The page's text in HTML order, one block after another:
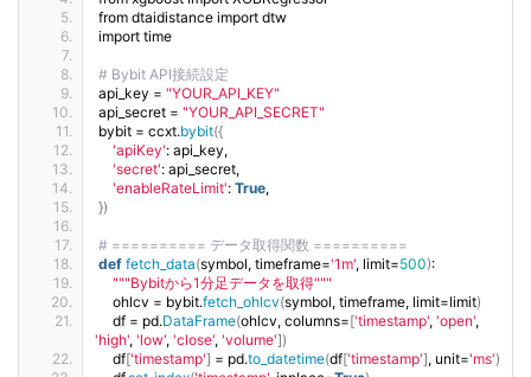
from dtaidistance import dtw
import time
# Bybit API接続設定
api_key = "YOUR_API_KEY"
api_secret = "YOUR_API_SECRET"
bybit = ccxt.bybit({
'apiKey': api_key,
'secret': api_secret,
'enableRateLimit': True,
})
# ========== データ取得関数 ==========
def fetch_data(symbol, timeframe='1m', limit=500):
"""Bybitから1分足データを取得"""
    ohlcv = bybit.
fetch_ohlcv(symbol, timeframe, limit=limit)
    df = pd.
DataFrame(ohlcv, columns=['timestamp', 'open'
'high', 'low', 'close', 'volume'])
    df
['timestamp'] = pd.to_datetime(df['timestamp'], unit='ms')